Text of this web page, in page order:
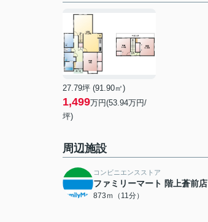
27.79坪 (91.90㎡)
1,499万円(53.94万円/
坪)
周辺施設
コンビニエンスストア
ファミリーマート 階上蒼前店
873ｍ（11分）